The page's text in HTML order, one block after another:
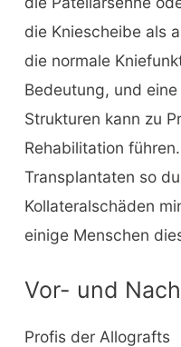
die Kniescheibe als
die normale
Bedeutung, und
Strukturen kann zu
Rehabilitation
Transplantaten so
Kollateralschäden
einige Menschen
Vor- und
Profis der Allografts